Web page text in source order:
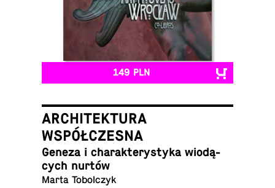
149 PLN
ARCHITEKTURA
WSPÓŁCZESNA
Geneza i cha­rak­te­ry­sty­ka wio­dą­
cych nurtów
Marta Tobolczyk